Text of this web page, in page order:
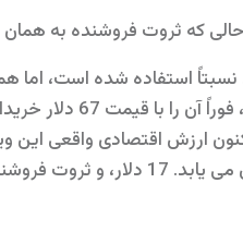
استفاده شده است، اما
آنجایی که از کودکی می‌خواستید یک
نیست؟) اکنون ارزش اقتصادی
ویجت القاء چمدان رباتیک فقط 50 دلار است، بنابراین